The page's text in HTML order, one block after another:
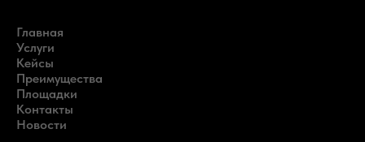
Главная
Услуги
Кейсы
Преимущества
Площадки
Контакты
Новости